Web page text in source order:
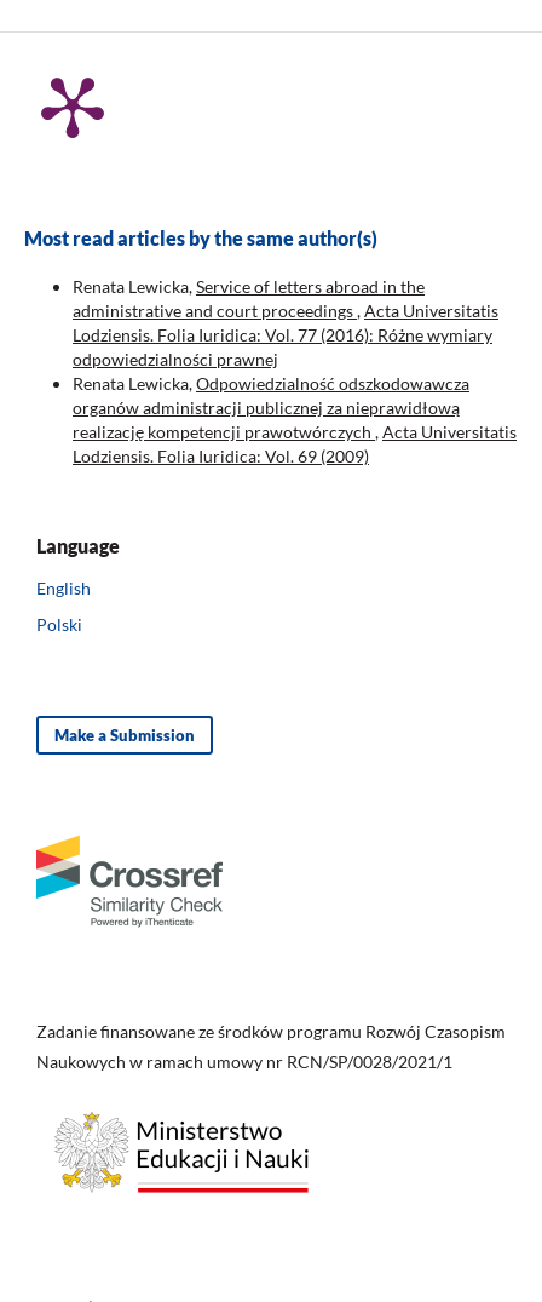
Most read articles by the same author(s)
Renata Lewicka,Service of letters abroad in the
administrative and court proceedings,Acta Universitatis
Lodziensis. Folia Iuridica: Vol. 77 (2016): Różne wymiary
odpowiedzialności prawnej
Renata Lewicka,Odpowiedzialność odszkodowawcza
organów administracji publicznej za nieprawidłową
realizację kompetencji prawotwórczych ,Acta Universitatis
Lodziensis. Folia Iuridica: Vol. 69 (2009)
Language
English
Polski
Make a Submission
Zadanie finansowane ze środków programu Rozwój Czasopism
Naukowych w ramach umowy nr RCN/SP/0028/2021/1